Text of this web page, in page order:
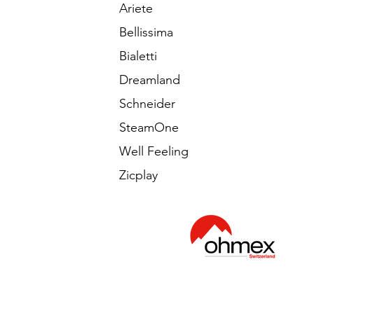
Ariete
Bellissima
Bialetti
Dreamland
Schneider
SteamOne
Well Feeling
Zicplay